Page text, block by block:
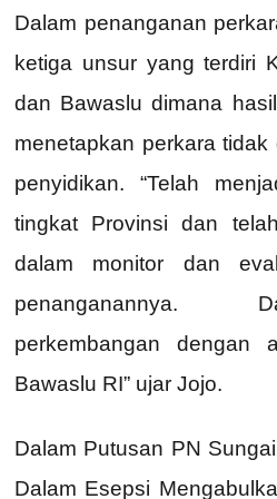
Dalam penanganan
ketiga unsur yang terdiri
dan Bawaslu dimana
menetapkan perkara
penyidikan. “Telah
tingkat Provinsi dan
dalam monitor dan
penanganannya.
perkembangan dengan
Bawaslu RI” ujar Jojo.
Dalam Putusan PN
Dalam Esepsi